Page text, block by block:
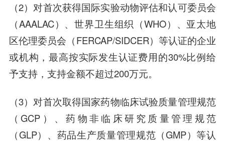
（2）对首次获得国际实验动物评估和认可委员会
（AAALAC）、世界卫生组织（WHO）、亚太地
区伦理委员会（FERCAP/SIDCER）等认证的企业
或机构，最高按实际发生认证费用的30%比例给
予支持，支持金额不超过200万元。
（3）对首次取得国家药物临床试验质量管理规范
（GCP）、药物非临床研究质量管理规范
（GLP）、药品生产质量管理规范（GMP）等认